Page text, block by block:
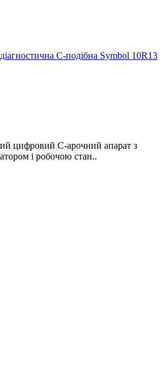
C-подібна Symbol 10R13
цифровий C-арочний апарат з
і робочою стан..